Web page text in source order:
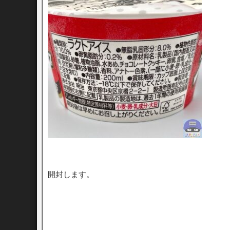
開封します。